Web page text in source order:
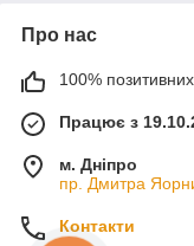
Про нас
100% позитивних
Працює з
м. Дніпро
пр. Дмитра
Контакти